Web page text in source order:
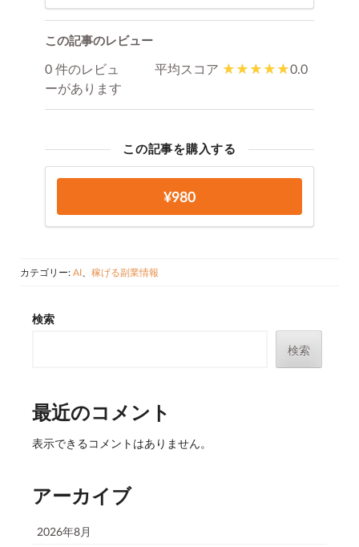
この記事のレビュー
0 件のレビュ
ーがあります
平均スコア 0.0
この記事を購入する
¥980
カテゴリー: AI、 稼げる副業情報
検索
検索
最近のコメント
表示できるコメントはありません。
アーカイブ
2026年8月